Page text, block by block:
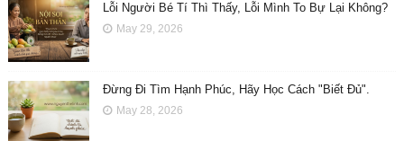
Lỗi Người Bé Tí Thì Thấy, Lỗi Mình To Bự Lại Không?
May 29, 2026
Đừng Đi Tìm Hạnh Phúc, Hãy Học Cách "Biết Đủ".
May 28, 2026